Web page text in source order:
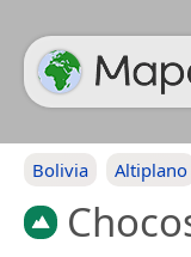
Bolivia Altiplano